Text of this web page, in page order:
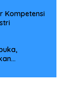
Kompetensi